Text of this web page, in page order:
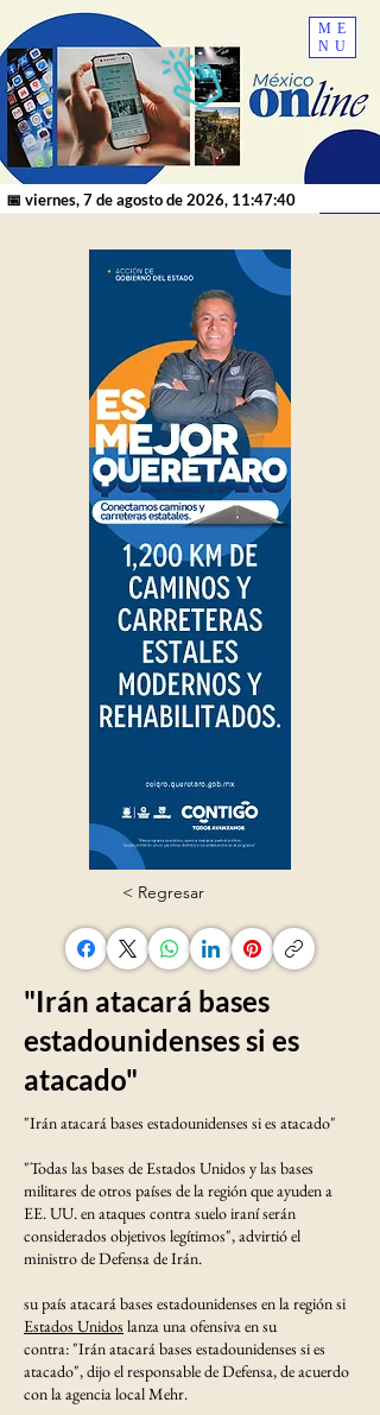
ME
NU
📅 viernes, 7 de agosto de 2026, 11:47:40
< Regresar
"Irán atacará bases
estadounidenses si es
atacado"
"Irán atacará bases estadounidenses si es atacado"
"Todas las bases de Estados Unidos y las bases
militares de otros países de la región que ayuden a
EE. UU. en ataques contra suelo iraní serán
considerados objetivos legítimos", advirtió el
ministro de Defensa de Irán.
su país atacará bases estadounidenses en la región si
Estados Unidos lanza una ofensiva en su
contra: "Irán atacará bases estadounidenses si es
atacado", dijo el responsable de Defensa, de acuerdo
con la agencia local Mehr.